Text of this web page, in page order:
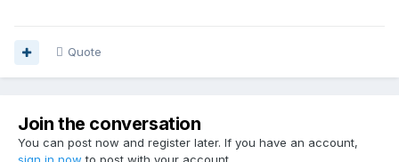
Quote
Join the conversation
You can post now and register later. If you have an account,